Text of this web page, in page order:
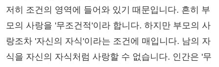
저히 조건의 영역에 들어와 있기 때문입니다. 흔히 부
모의 사랑을 '무조건적'이라 합니다. 하지만 부모의 사
랑조차 '자신의 자식'이라는 조건에 매입니다. 남의 자
식을 자신의 자식처럼 사랑할 수 없습니다. 인간은 '무